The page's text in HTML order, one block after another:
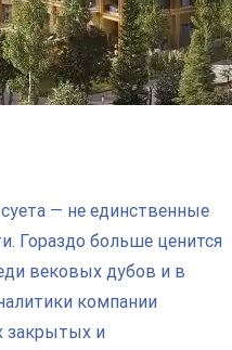
— не единственные
Гораздо больше ценится
вековых дубов и в
компании
закрытых и